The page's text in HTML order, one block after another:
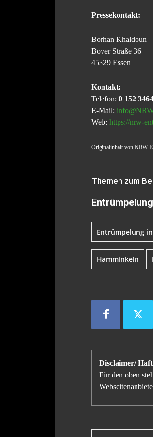
Pressekontakt:
Borhan Khaldoun
Boyer Straße 36
45329 Essen
Kontakt:
Telefon: 0 152
E-Mail:
Web: https://nrw-
Originalinhalt von NRW-
Themen zum
Entrümpelung
Hamminkeln
Disclaimer/
Für den oben